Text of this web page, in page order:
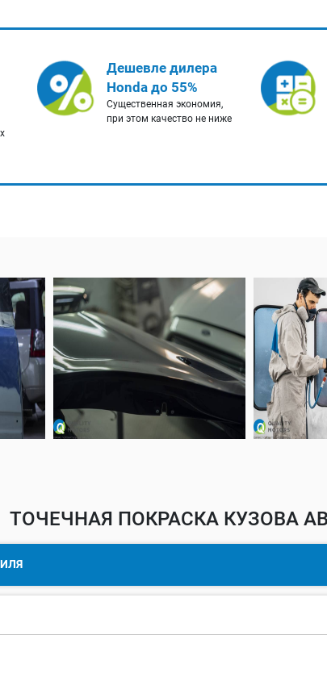
Дешевле дилера
Honda до 55%
Существенная экономия,
при этом качество не ниже
ТОЧЕЧНАЯ ПОКРАСКА КУЗОВА